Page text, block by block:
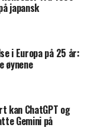
japansk
i Europa på 25 år:
øynene
kan ChatGPT og
Gemini på